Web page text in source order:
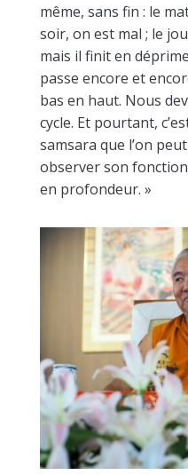
même, sans fin : le
soir, on est mal ; le
mais il finit en
passe encore et
bas en haut. Nous
cycle. Et pourtant,
samsara que l’on
observer son
en profondeur. »